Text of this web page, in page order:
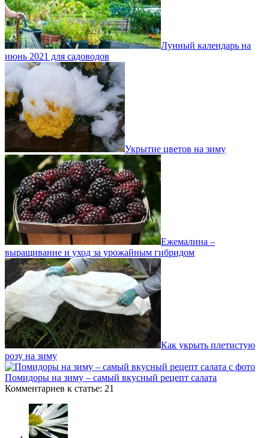
Лунный календарь на
июнь 2021 для садоводов
Укрытие цветов на зиму
Ежемалина –
выращивание и уход за урожайным гибридом
Как укрыть плетистую
розу на зиму
Помидоры на зиму – самый вкусный рецепт салата
Комментариев к статье: 21